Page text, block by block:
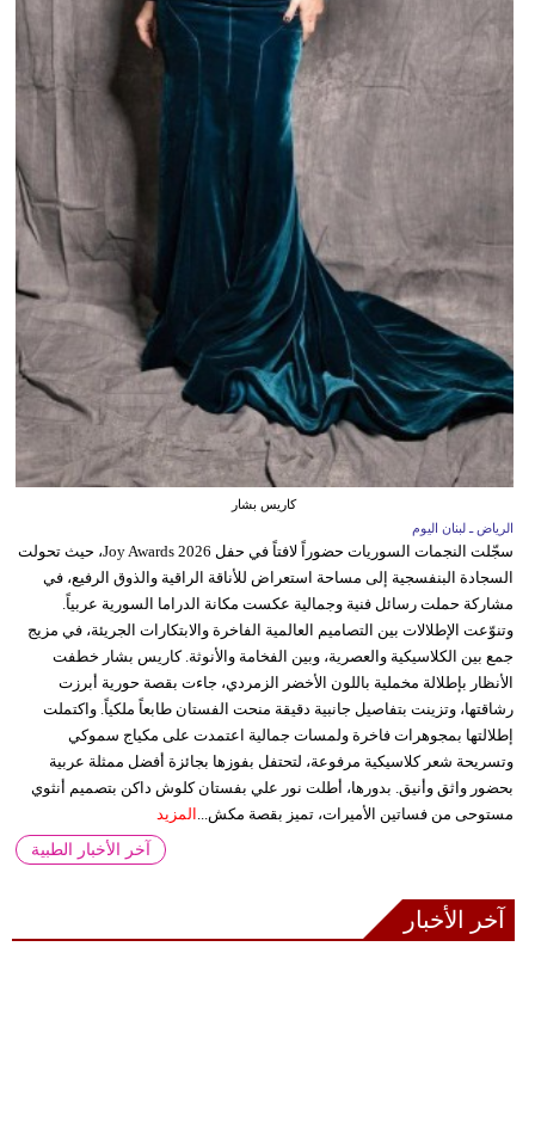
كاريس بشار
الرياض ـ لبنان اليوم
سجّلت النجمات السوريات حضوراً لافتاً في حفل Joy Awards 2026، حيث تحولت
السجادة البنفسجية إلى مساحة استعراض للأناقة الراقية والذوق الرفيع، في
مشاركة حملت رسائل فنية وجمالية عكست مكانة الدراما السورية عربياً.
وتنوّعت الإطلالات بين التصاميم العالمية الفاخرة والابتكارات الجريئة، في مزيج
جمع بين الكلاسيكية والعصرية، وبين الفخامة والأنوثة. كاريس بشار خطفت
الأنظار بإطلالة مخملية باللون الأخضر الزمردي، جاءت بقصة حورية أبرزت
رشاقتها، وتزينت بتفاصيل جانبية دقيقة منحت الفستان طابعاً ملكياً. واكتملت
إطلالتها بمجوهرات فاخرة ولمسات جمالية اعتمدت على مكياج سموكي
وتسريحة شعر كلاسيكية مرفوعة، لتحتفل بفوزها بجائزة أفضل ممثلة عربية
بحضور واثق وأنيق. بدورها، أطلت نور علي بفستان كلوش داكن بتصميم أنثوي
مستوحى من فساتين الأميرات، تميز بقصة مكش... المزيد
آخر الأخبار الطبية
آخر الأخبار